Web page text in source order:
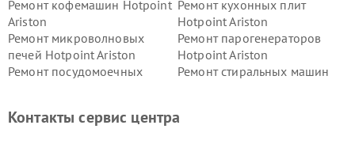
Ремонт кофемашин Hotpoint
Ariston
Ремонт кухонных плит
Hotpoint Ariston
Ремонт микроволновых
печей Hotpoint Ariston
Ремонт парогенераторов
Hotpoint Ariston
Ремонт посудомоечных
Ремонт стиральных машин
Hotpoint Ariston
Hotpoint Ariston
Контакты сервис центра